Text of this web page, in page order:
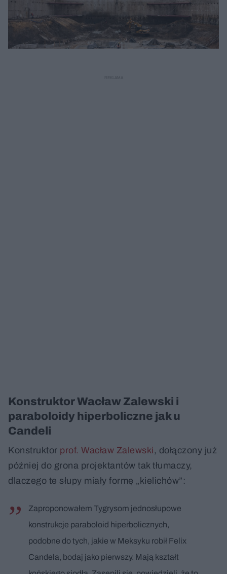
Konstruktor Wacław Zalewski i
paraboloidy hiperboliczne jak u
Candeli
Konstruktor prof. Wacław Zalewski , dołączony już
później do grona projektantów tak tłumaczy,
dlaczego te słupy miały formę „kielichów”:
Zaproponowałem Tygrysom jednosłupowe
konstrukcje paraboloid hiperbolicznych,
podobne do tych, jakie w Meksyku robił Felix
Candela, bodaj jako pierwszy. Mają kształt